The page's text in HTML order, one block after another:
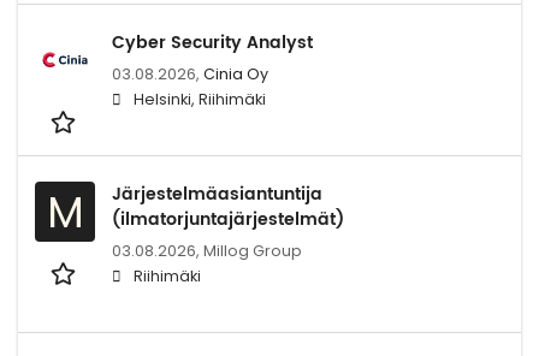
Cyber Security Analyst
03.08.2026, Cinia Oy
Helsinki, Riihimäki
M
Järjestelmäasiantuntija
(ilmatorjuntajärjestelmät)
03.08.2026, Millog Group
Riihimäki